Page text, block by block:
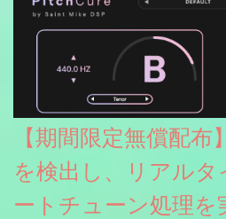
【期間限定無償配
を検出し、リアルタ
ートチューン処理を